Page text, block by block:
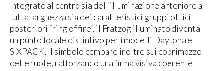
Integrato al centro sia dell’illuminazione anteriore a
tutta larghezza sia dei caratteristici gruppi ottici
posteriori “ring of fire”, il Fratzog illuminato diventa
un punto focale distintivo per i modelli Daytona e
SIXPACK. Il simbolo compare inoltre sui coprimozzo
delle ruote, rafforzando una firma visiva coerente